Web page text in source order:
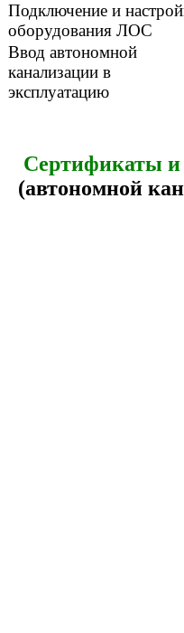
Подключение и
оборудования ЛОС
Ввод автономной
канализации в
эксплуатацию
Сертификаты
(автономной